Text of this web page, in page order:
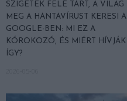
SZIGETEK FELÉ TART, A VILÁG
MEG A HANTAVÍRUST KERESI A
GOOGLE-BEN: MI EZ A
KÓROKOZÓ, ÉS MIÉRT HÍVJÁK
ÍGY?